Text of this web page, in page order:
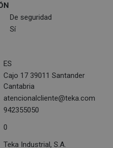
De seguridad
Sí
ES
Cajo 17 39011 Santander
Cantabria
atencionalcliente@teka.com
942355050
0
Teka Industrial, S.A.